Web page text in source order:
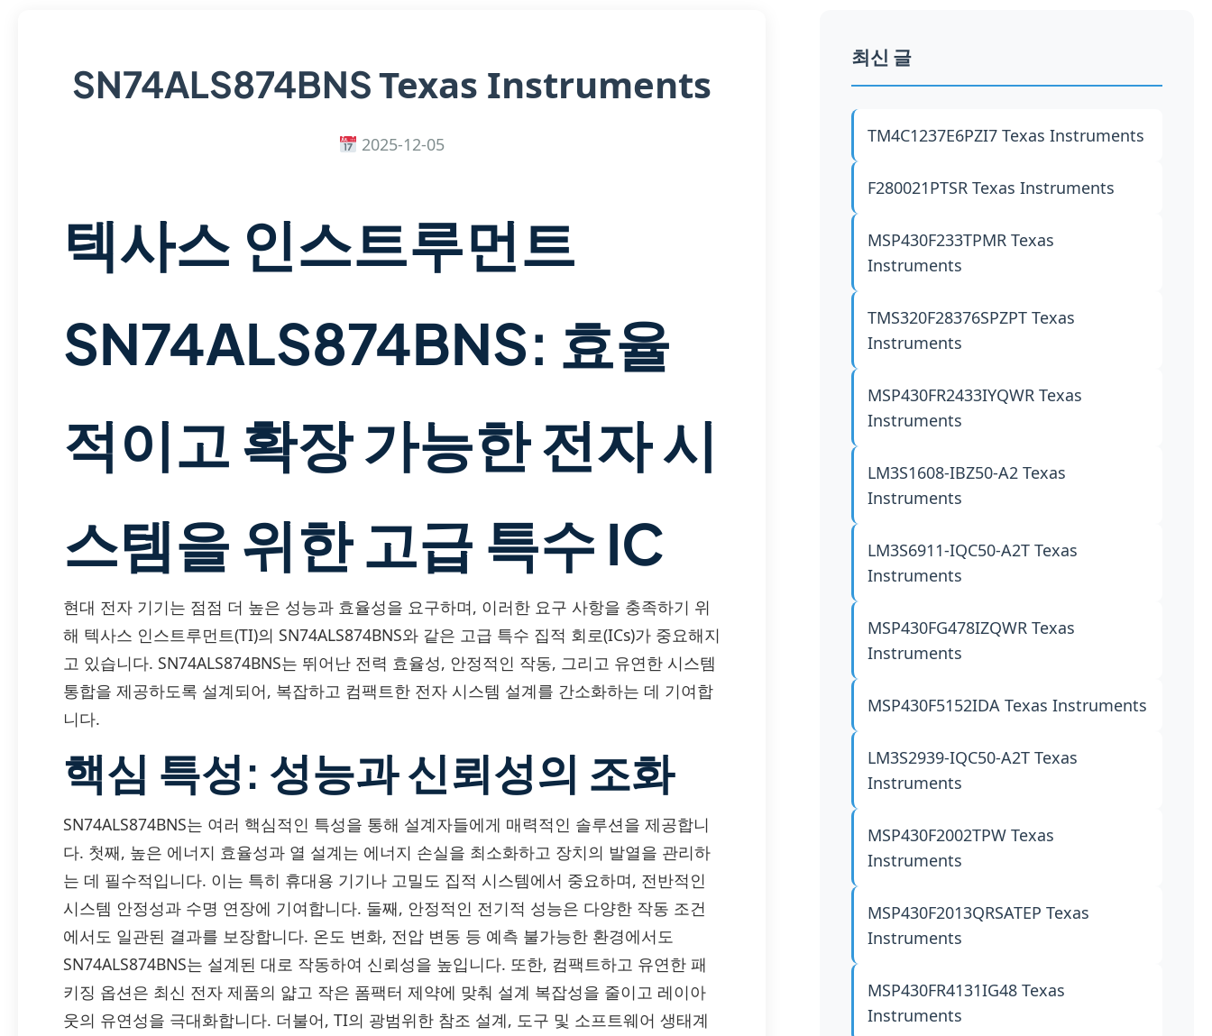
SN74ALS874BNSTexas Instruments
2025-12-05
텍사스 인스트루먼트
SN74ALS874BNS: 효율
적이고 확장 가능한 전자 시
스템을 위한 고급 특수 IC
현대 전자 기기는 점점 더 높은 성능과 효율성을 요구하며, 이러한 요구 사항을 충족하기 위
해 텍사스 인스트루먼트(TI)의 SN74ALS874BNS와 같은 고급 특수 집적 회로(ICs)가 중요해지
고 있습니다. SN74ALS874BNS는 뛰어난 전력 효율성, 안정적인 작동, 그리고 유연한 시스템
통합을 제공하도록 설계되어, 복잡하고 컴팩트한 전자 시스템 설계를 간소화하는 데 기여합
니다.
핵심 특성: 성능과 신뢰성의 조화
SN74ALS874BNS는 여러 핵심적인 특성을 통해 설계자들에게 매력적인 솔루션을 제공합니
다. 첫째, 높은 에너지 효율성과 열 설계는 에너지 손실을 최소화하고 장치의 발열을 관리하
는 데 필수적입니다. 이는 특히 휴대용 기기나 고밀도 집적 시스템에서 중요하며, 전반적인
시스템 안정성과 수명 연장에 기여합니다. 둘째, 안정적인 전기적 성능은 다양한 작동 조건
에서도 일관된 결과를 보장합니다. 온도 변화, 전압 변동 등 예측 불가능한 환경에서도
SN74ALS874BNS는 설계된 대로 작동하여 신뢰성을 높입니다. 또한, 컴팩트하고 유연한 패
키징 옵션은 최신 전자 제품의 얇고 작은 폼팩터 제약에 맞춰 설계 복잡성을 줄이고 레이아
웃의 유연성을 극대화합니다. 더불어, TI의 광범위한 참조 설계, 도구 및 소프트웨어 생태계
최신 글
TM4C1237E6PZI7Texas Instruments
F280021PTSRTexas Instruments
MSP430F233TPMRTexas
Instruments
TMS320F28376SPZPTTexas
Instruments
MSP430FR2433IYQWRTexas
Instruments
LM3S1608-IBZ50-A2Texas
Instruments
LM3S6911-IQC50-A2TTexas
Instruments
MSP430FG478IZQWRTexas
Instruments
MSP430F5152IDATexas Instruments
LM3S2939-IQC50-A2TTexas
Instruments
MSP430F2002TPWTexas
Instruments
MSP430F2013QRSATEPTexas
Instruments
MSP430FR4131IG48Texas
Instruments